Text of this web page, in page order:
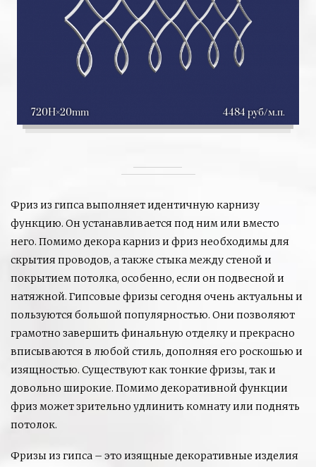
720H 20mm 4484 руб/м.п.
Фриз из гипса выполняет идентичную карнизу
функцию. Он устанавливается под ним или вместо
него. Помимо декора карниз и фриз необходимы для
скрытия проводов, а также стыка между стеной и
покрытием потолка, особенно, если он подвесной и
натяжной. Гипсовые фризы сегодня очень актуальны и
пользуются большой популярностью. Они позволяют
грамотно завершить финальную отделку и прекрасно
вписываются в любой стиль, дополняя его роскошью и
изящностью. Существуют как тонкие фризы, так и
довольно широкие. Помимо декоративной функции
фриз может зрительно удлинить комнату или поднять
потолок.
Фризы из гипса – это изящные декоративные изделия